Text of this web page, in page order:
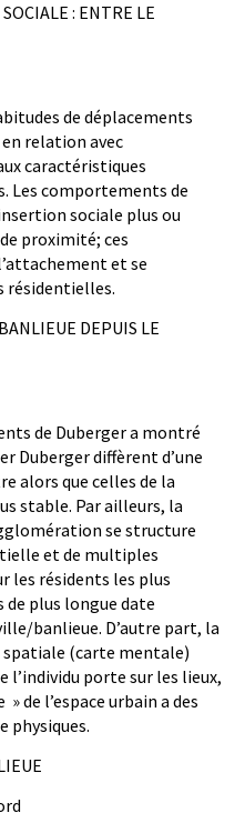
: ENTRE LE
de déplacements
relation avec
caractéristiques
Les comportements de
sociale plus ou
proximité; ces
et se
résidentielles.
DEPUIS LE
de Duberger a montré
Duberger diffèrent d’une
alors que celles de la
stable. Par ailleurs, la
se structure
et de multiples
résidents les plus
de plus longue date
banlieue. D’autre part, la
(carte mentale)
l’individu porte sur les lieux,
de l’espace urbain a des
physiques.